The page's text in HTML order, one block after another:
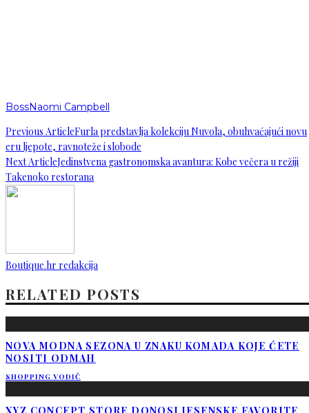
BossNaomi Campbell
Previous ArticleFurla predstavlja kolekciju Nuvola, obuhvaćajući novu
eru ljepote, ravnoteže i slobode
Next ArticleJedinstvena gastronomska avantura: Kobe večera u režiji
Takenoko restorana
Boutique.hr redakcija
RELATED POSTS
NOVA MODNA SEZONA U ZNAKU KOMADA KOJE ĆETE
NOSITI ODMAH
SHOPPING VODIČ